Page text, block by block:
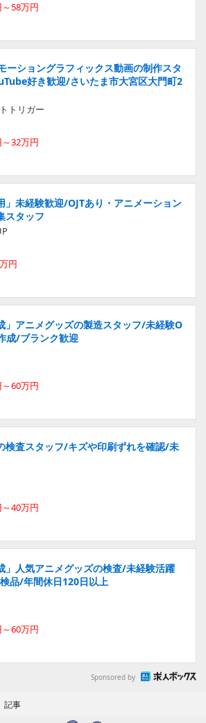
58万円
ーショングラフィックス動画の制作スタ
好き歓迎/さいたま市大宮区大門町2
トリガー
32万円
」未経験歓迎/OJTあり・アニメーション
スタッフ
円
」アニメグッズの製造スタッフ/未経験O
成/ブランク歓迎
60万円
検査スタッフ/キズや印刷ずれを確認/未
40万円
」人気アニメグッズの検査/未経験活躍
品/年間休日120日以上
60万円
Sponsored by
記事